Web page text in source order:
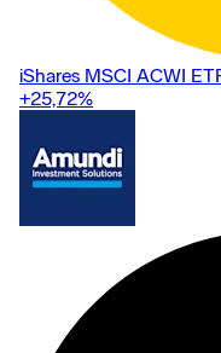
iShares MSCI ACWI
+25,72%